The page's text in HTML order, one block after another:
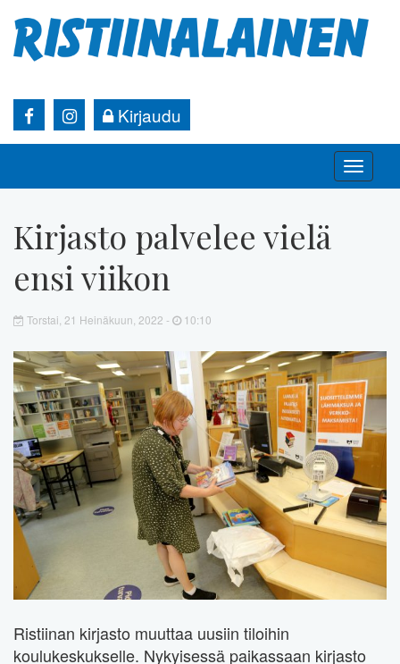
Kirjaudu
Toggle
Kirjasto palvelee vielä
ensi viikon
Torstai, 21 Heinäkuun, 2022 - 10:10
Ristiinan kirjasto muuttaa uusiin tiloihin
koulukeskukselle. Nykyisessä paikassaan kirjasto